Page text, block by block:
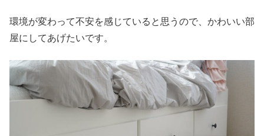
環境が変わって不安を感じていると思うので、かわいい部
屋にしてあげたいです。